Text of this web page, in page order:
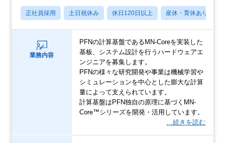
正社員採用 土日祝休み 休日120日以上 産休・育休あり
業務内容
PFNの計算基盤であるMN-Coreを実装した
基板、システム設計を行うハードウェアエ
ンジニアを募集します。
PFNの様々な研究開発や事業は機械学習や
シミュレーションを中心とした膨大な計算
量によって支えられています。
計算基盤はPFN独自の原理に基づくMN-
Core™シリーズを開発・活用しています。
…続きを読む